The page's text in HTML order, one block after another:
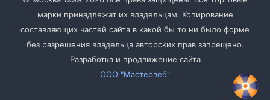
марки принадлежат их владельцам. Копирование
составляющих частей сайта в какой бы то ни было форме
без разрешения владельца авторских прав запрещено.
Разработка и продвижение сайта
ООО "Мастервеб"